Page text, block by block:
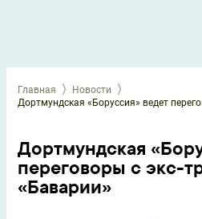
Главная
Новости
Дортмундская
переговоры с экс-
«Баварии»